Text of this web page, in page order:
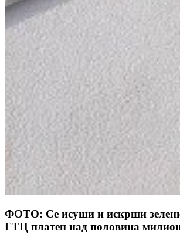
ФОТО: Се исуши и искрши
ГТЦ платен над половина